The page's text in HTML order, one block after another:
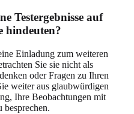
Testergebnisse auf
hindeuten?
Einladung zum weiteren
Sie sie nicht als
oder Fragen zu Ihren
weiter aus glaubwürdigen
Ihre Beobachtungen mit
besprechen.